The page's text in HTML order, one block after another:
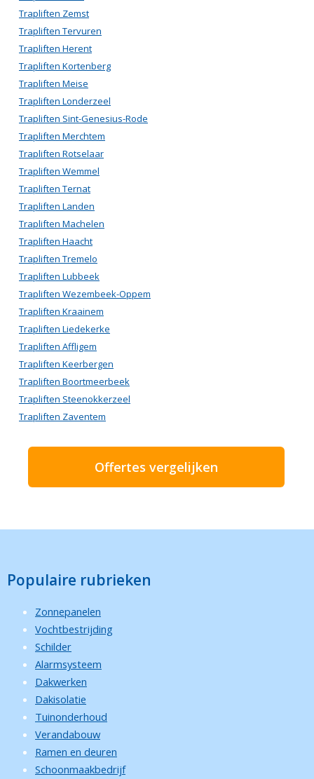
Trapliften Zemst
Trapliften Tervuren
Trapliften Herent
Trapliften Kortenberg
Trapliften Meise
Trapliften Londerzeel
Trapliften Sint-Genesius-Rode
Trapliften Merchtem
Trapliften Rotselaar
Trapliften Wemmel
Trapliften Ternat
Trapliften Landen
Trapliften Machelen
Trapliften Haacht
Trapliften Tremelo
Trapliften Lubbeek
Trapliften Wezembeek-Oppem
Trapliften Kraainem
Trapliften Liedekerke
Trapliften Affligem
Trapliften Keerbergen
Trapliften Boortmeerbeek
Trapliften Steenokkerzeel
Trapliften Zaventem
Offertes vergelijken
Populaire rubrieken
Zonnepanelen
Vochtbestrijding
Schilder
Alarmsysteem
Dakwerken
Dakisolatie
Tuinonderhoud
Verandabouw
Ramen en deuren
Schoonmaakbedrijf